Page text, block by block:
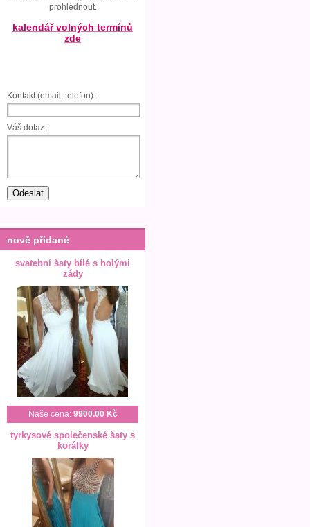
prohlédnout.
kalendář volných termínů
zde
Kontakt (email, telefon):
Váš dotaz:
nově přidané
svatební šaty bílé s holými
zády
Naše cena: 9900.00 Kč
tyrkysové společenské šaty s
korálky